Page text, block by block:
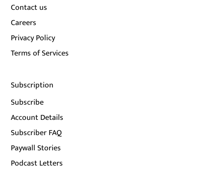
Contact us
Careers
Privacy Policy
Terms of Services
Subscription
Subscribe
Account Details
Subscriber FAQ
Paywall Stories
Podcast Letters